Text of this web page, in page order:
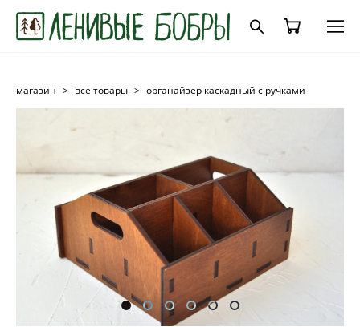
магазин > все товары > органайзер каскадный с ручками